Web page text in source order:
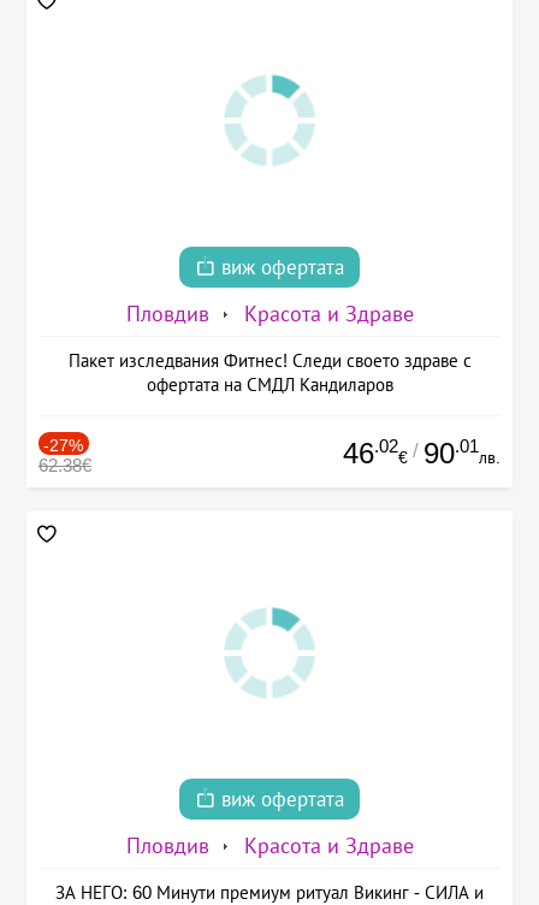
виж офертата
Пловдив Красота и Здраве
Пакет изследвания Фитнес! Следи своето здраве с
офертата на СМДЛ Кандиларов
-27%
62.38€ 46.02
€ / 90.01
лв.
виж офертата
Пловдив Красота и Здраве
ЗА НЕГО: 60 Минути премиум ритуал Викинг - СИЛА и